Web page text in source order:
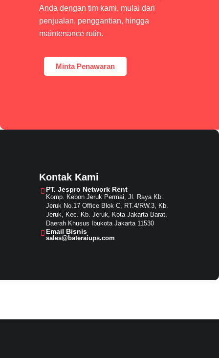
Anda dengan tim kami, mulai dari
penjualan, penggantian, hingga
maintenance rutin.
Minta Penawaran
Kontak Kami
PT. Jespro Network Rent​
Komp. Kebon Jeruk Permai, Jl. Raya Kb.
Jeruk No.17 Office Blok C, RT.4/RW.3, Kb.
Jeruk, Kec. Kb. Jeruk, Kota Jakarta Barat,
Daerah Khusus Ibukota Jakarta 11530
Email Bisnis​
sales@bateraiups.com